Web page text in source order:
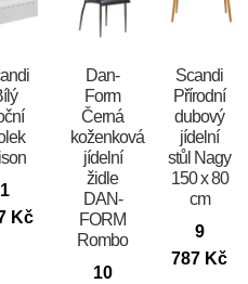
1
Kč
​​​​​Dan-
Form
Černá
koženková
jídelní
židle
DAN-
FORM
Rombo
10
Scandi
Přírodní
dubový
jídelní
stůl Nagy
150 x 80
cm
9
787 Kč